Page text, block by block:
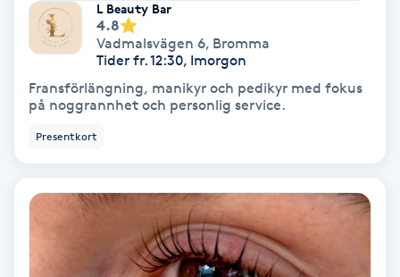
Klangmassage
Klippning
Klippning & Slingor
Klippning ungdom
Koppningsmassage
L Beauty Bar
4.8
Vadmalsvägen 6, Bromma
Tider fr. 12:30, Imorgon
Fransförlängning, manikyr och pedikyr med fokus
på noggrannhet och personlig service.
Presentkort